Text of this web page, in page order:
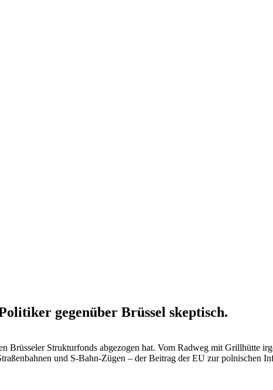
gegenüber Brüssel skeptisch.
Brüsseler Strukturfonds abgezogen hat. Vom Radweg mit Grillhütte
und S-Bahn-Zügen – der Beitrag der EU zur polnischen